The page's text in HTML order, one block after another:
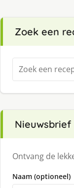
Zoek een
Zoeken
naar:
Nieuwsbrief
Ontvang de
Naam (optioneel)